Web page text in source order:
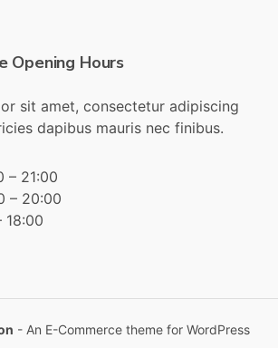
Opening Hours
sit amet, consectetur adipiscing
dapibus mauris nec finibus.
– 21:00
– 20:00
18:00
- An E-Commerce theme for WordPress